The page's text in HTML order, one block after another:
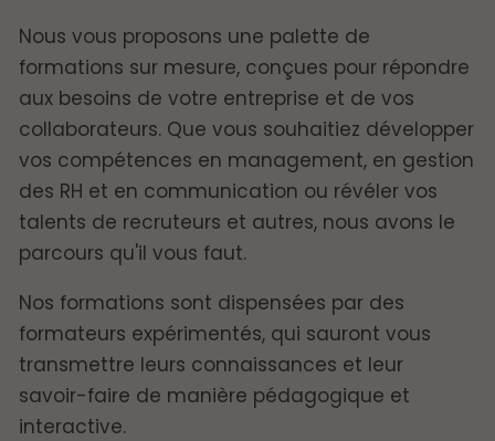
Nous vous proposons une palette de
formations sur mesure, conçues pour répondre
aux besoins de votre entreprise et de vos
collaborateurs. Que vous souhaitiez développer
vos compétences en management, en gestion
des RH et en communication ou révéler vos
talents de recruteurs et autres, nous avons le
parcours qu'il vous faut.
Nos formations sont dispensées par des
formateurs expérimentés, qui sauront vous
transmettre leurs connaissances et leur
savoir-faire de manière pédagogique et
interactive.